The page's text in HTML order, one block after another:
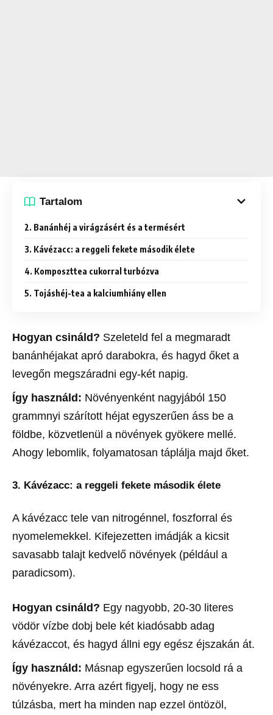
Tartalom
2. Banánhéj a virágzásért és a termésért
3. Kávézacc: a reggeli fekete második élete
4. Komposzttea cukorral turbózva
5. Tojáshéj-tea a kalciumhiány ellen
Hogyan csináld? Szeleteld fel a megmaradt
banánhéjakat apró darabokra, és hagyd őket a
levegőn megszáradni egy-két napig.
Így használd: Növényenként nagyjából 150
grammnyi szárított héjat egyszerűen áss be a
földbe, közvetlenül a növények gyökere mellé.
Ahogy lebomlik, folyamatosan táplálja majd őket.
3. Kávézacc: a reggeli fekete második élete
A kávézacc tele van nitrogénnel, foszforral és
nyomelemekkel. Kifejezetten imádják a kicsit
savasabb talajt kedvelő növények (például a
paradicsom).
Hogyan csináld? Egy nagyobb, 20-30 literes
vödör vízbe dobj bele két kiadósabb adag
kávézaccot, és hagyd állni egy egész éjszakán át.
Így használd: Másnap egyszerűen locsold rá a
növényekre. Arra azért figyelj, hogy ne ess
túlzásba, mert ha minden nap ezzel öntözöl,